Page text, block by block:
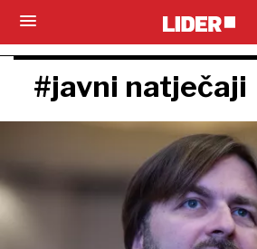
#javni natječaji